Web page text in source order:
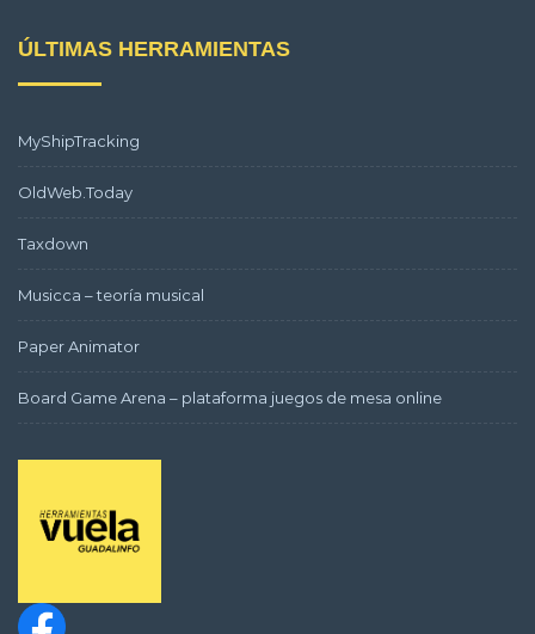
ÚLTIMAS HERRAMIENTAS
MyShipTracking
OldWeb.Today
Taxdown
Musicca – teoría musical
Paper Animator
Board Game Arena – plataforma juegos de mesa online